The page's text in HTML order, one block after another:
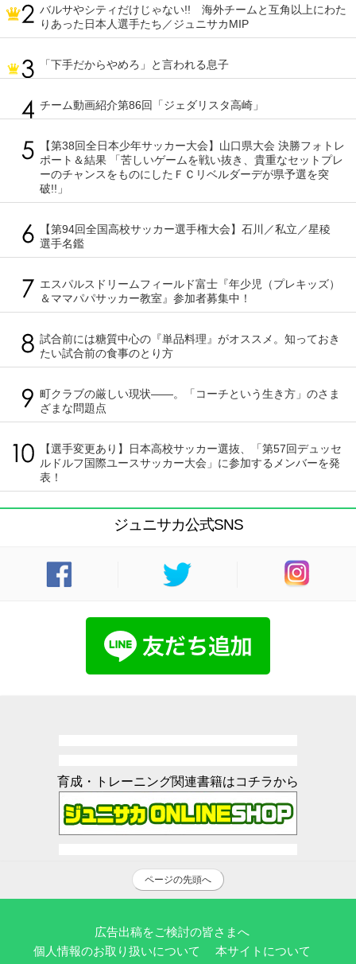
バルサやシティだけじゃない!! 海外チームと互角以上にわた
りあった日本人選手たち／ジュニサカMIP
「下手だからやめろ」と言われる息子
チーム動画紹介第86回「ジェダリスタ高崎」
【第38回全日本少年サッカー大会】山口県大会 決勝フォトレ
ポート＆結果 「苦しいゲームを戦い抜き、貴重なセットプレ
ーのチャンスをものにしたＦＣリベルダーデが県予選を突
破!!」
【第94回全国高校サッカー選手権大会】石川／私立／星稜
選手名鑑
エスパルスドリームフィールド富士『年少児（プレキッズ）
＆ママパパサッカー教室』参加者募集中！
試合前には糖質中心の『単品料理』がオススメ。知っておき
たい試合前の食事のとり方
町クラブの厳しい現状――。「コーチという生き方」のさま
ざまな問題点
【選手変更あり】日本高校サッカー選抜、「第57回デュッセ
ルドルフ国際ユースサッカー大会」に参加するメンバーを発
表！
ジュニサカ公式SNS
育成・トレーニング関連書籍はコチラから
ページの先頭へ
広告出稿をご検討の皆さまへ
個人情報のお取り扱いについて
本サイトについて